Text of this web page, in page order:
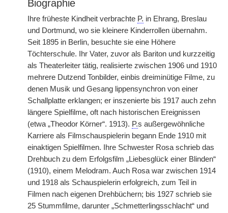
Biographie
Ihre früheste Kindheit verbrachte P. in Ehrang, Breslau
und Dortmund, wo sie kleinere Kinderrollen übernahm.
Seit 1895 in Berlin, besuchte sie eine Höhere
Töchterschule. Ihr Vater, zuvor als Bariton und kurzzeitig
als Theaterleiter tätig, realisierte zwischen 1906 und 1910
mehrere Dutzend Tonbilder, einbis dreiminütige Filme, zu
denen Musik und Gesang lippensynchron von einer
Schallplatte erklangen; er inszenierte bis 1917 auch zehn
längere Spielfilme, oft nach historischen Ereignissen
(etwa „Theodor Körner“. 1913). P.s außergewöhnliche
Karriere als Filmschauspielerin begann Ende 1910 mit
einaktigen Spielfilmen. Ihre Schwester Rosa schrieb das
Drehbuch zu dem Erfolgsfilm „Liebesglück einer Blinden“
(1910), einem Melodram. Auch Rosa war zwischen 1914
und 1918 als Schauspielerin erfolgreich, zum Teil in
Filmen nach eigenen Drehbüchern; bis 1927 schrieb sie
25 Stummfilme, darunter „Schmetterlingsschlacht“ und